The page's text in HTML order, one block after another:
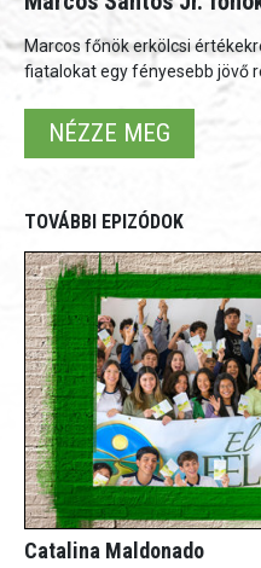
Marcos főnök erkölcsi
fiatalokat egy fényesebb jövő
NÉZZE MEG
TOVÁBBI EPIZÓDOK
Catalina Maldonado